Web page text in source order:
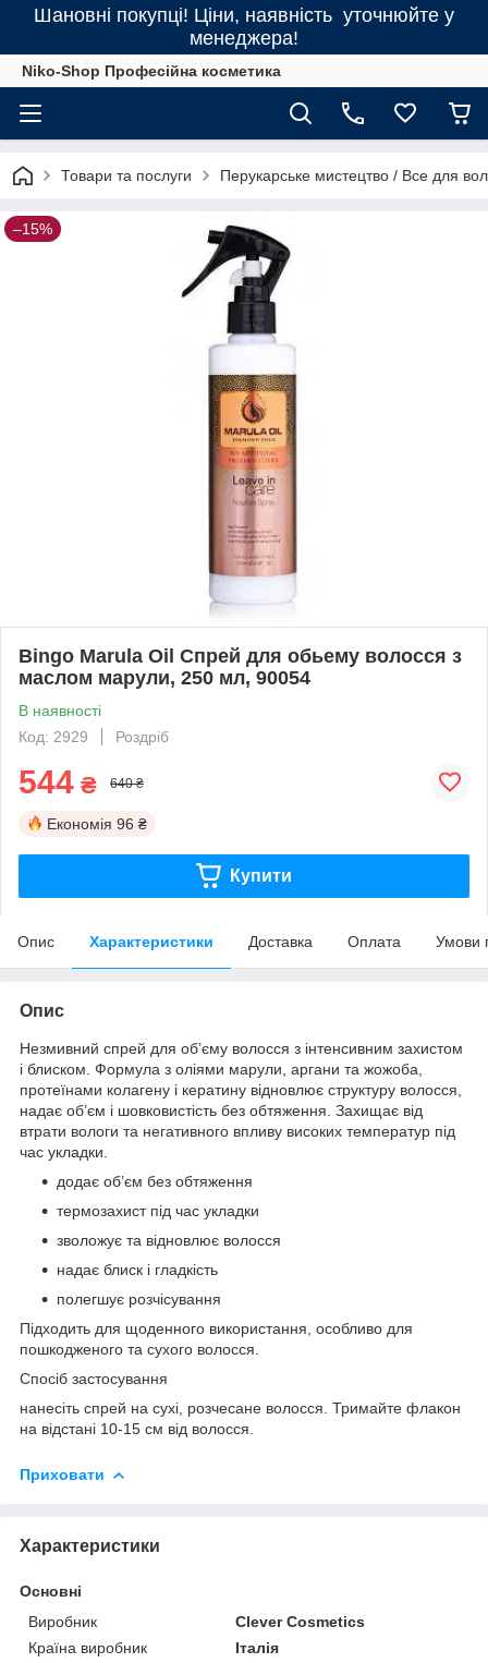
Шановні покупці! Ціни, наявність уточнюйте у
менеджера!
Niko-Shop Професійна косметика
Товари та послуги Перукарське мистецтво / Все для
–15%
Bingo Marula Oil Спрей для обьему волосся з
маслом марули, 250 мл, 90054
В наявності
Код: 2929
Роздріб
544 ₴ 640 ₴
Економія 96 ₴
Купити
Опис Характеристики Доставка Оплата Умови
Опис
Незмивний спрей для об’єму волосся з інтенсивним захистом
і блиском. Формула з оліями марули, аргани та жожоба,
протеїнами колагену і кератину відновлює структуру волосся,
надає об’єм і шовковистість без обтяження. Захищає від
втрати вологи та негативного впливу високих температур під
час укладки.
додає об’єм без обтяження
термозахист під час укладки
зволожує та відновлює волосся
надає блиск і гладкість
полегшує розчісування
Підходить для щоденного використання, особливо для
пошкодженого та сухого волосся.
Спосіб застосування
нанесіть спрей на сухі, розчесане волосся. Тримайте флакон
на відстані 10-15 см від волосся.
Приховати
Характеристики
Основні
Виробник
Clever Cosmetics
Країна виробник
Італія